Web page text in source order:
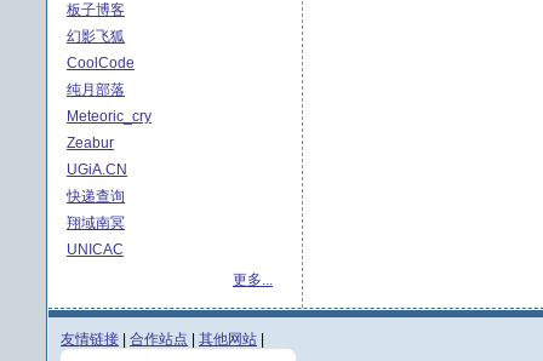
板子博客
幻影飞狐
CoolCode
纯月部落
Meteoric_cry
Zeabur
UGiA.CN
快递查询
翔域南冥
UNICAC
更多...
友情链接 合作站点 其他网站